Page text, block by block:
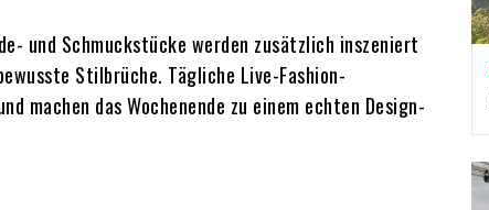
und Schmuckstücke werden zusätzlich inszeniert
Stilbrüche. Tägliche Live-Fashion-
machen das Wochenende zu einem echten Design-